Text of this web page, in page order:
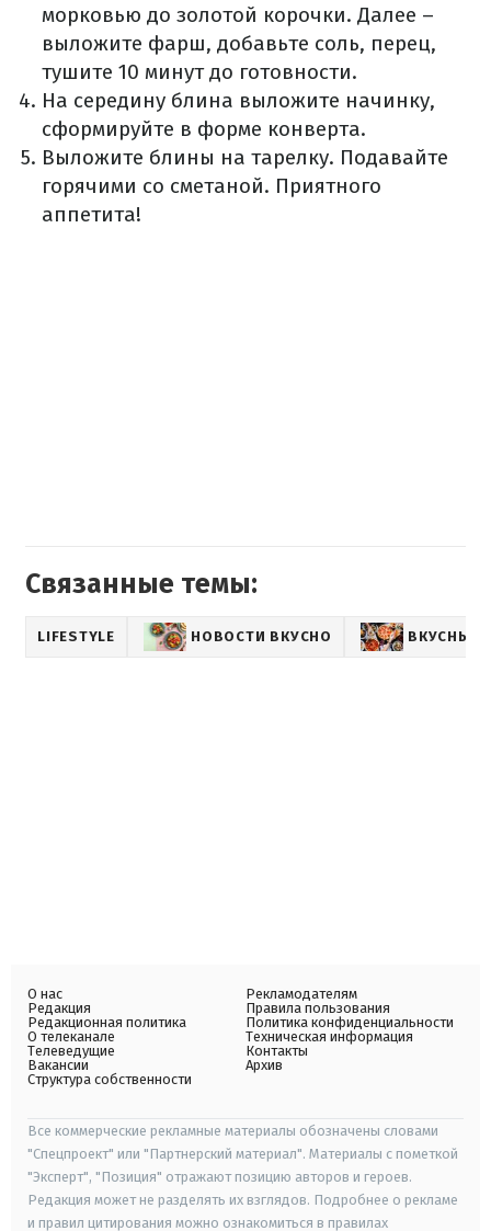
морковью до золотой корочки. Далее –
выложите фарш, добавьте соль, перец,
тушите 10 минут до готовности.
На середину блина выложите начинку,
сформируйте в форме конверта.
Выложите блины на тарелку. Подавайте
горячими со сметаной. Приятного
аппетита!
Связанные темы:
LIFESTYLE НОВОСТИ ВКУСНО ВКУСНЫЕ
О нас
Редакция
Редакционная политика
О телеканале
Телеведущие
Вакансии
Структура собственности
Рекламодателям
Правила пользования
Политика конфиденциальности
Техническая информация
Контакты
Архив
Все коммерческие рекламные материалы обозначены словами
"Спецпроект" или "Партнерский материал". Материалы с пометкой
"Эксперт", "Позиция" отражают позицию авторов и героев.
Редакция может не разделять их взглядов. Подробнее о рекламе
и правил цитирования можно ознакомиться в правилах